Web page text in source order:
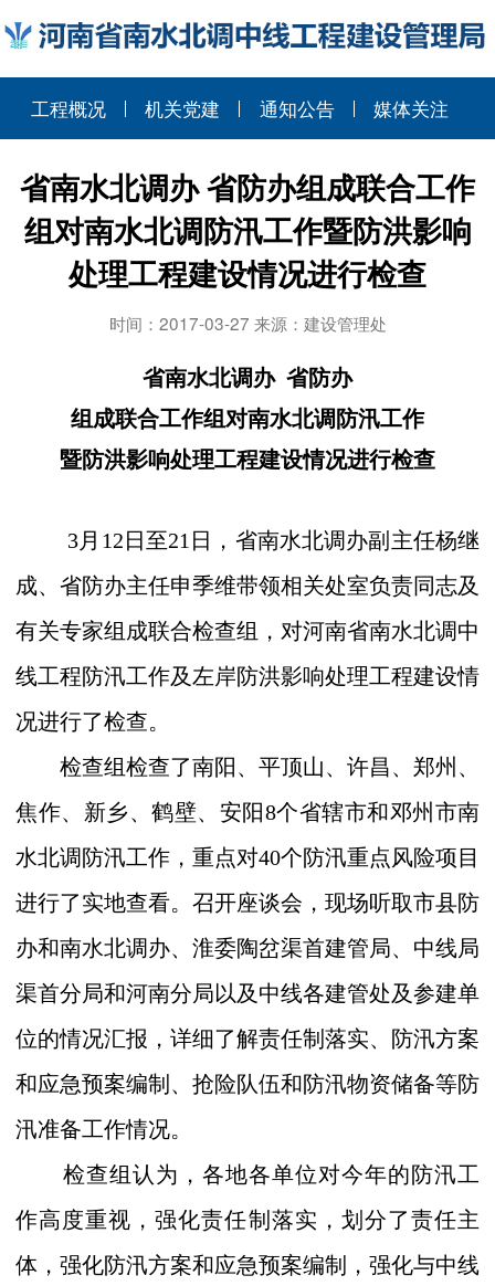
工程概况 机关党建 通知公告 媒体关注
省南水北调办 省防办组成联合工作
组对南水北调防汛工作暨防洪影响
处理工程建设情况进行检查
时间：2017-03-27 来源：建设管理处
省南水北调办 省防办
组成联合工作组对南水北调防汛工作
暨防洪影响处理工程建设情况进行检查
3月 12 日至21 日，省南水北调办副主任杨继
成、省防办主任申季维带领相关处室负责同志及
有关专家组成联合检查组，对河南省南水北调中
线工程防汛工作及左岸防洪影响处理工程建设情
况进行了检查。
检查组检查了南阳、平顶山、许昌、郑州、
焦作、新乡、鹤壁、安阳8个省辖市和邓州市南
水北调防汛工作，重点对40个防汛重点风险项目
进行了实地查看。召开座谈会，现场听取市县防
办和南水北调办、淮委陶岔渠首建管局、中线局
渠首分局和河南分局以及中线各建管处及参建单
位的情况汇报，详细了解责任制落实、防汛方案
和应急预案编制、抢险队伍和防汛物资储备等防
汛准备工作情况。
检查组认为，各地各单位对今年的防汛工
作高度重视，强化责任制落实，划分了责任主
体，强化防汛方案和应急预案编制，强化与中线